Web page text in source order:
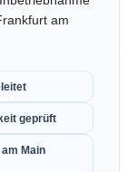
am
geprüft
Main